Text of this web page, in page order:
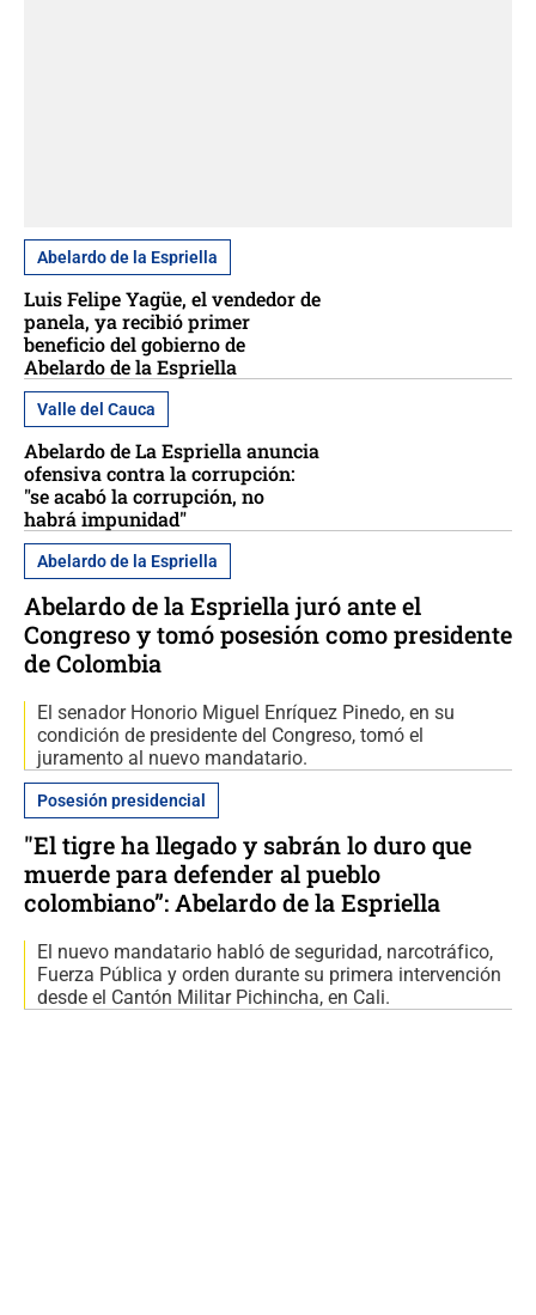
Abelardo de la Espriella
Luis Felipe Yagüe, el vendedor de
panela, ya recibió primer
beneficio del gobierno de
Abelardo de la Espriella
Valle del Cauca
Abelardo de La Espriella anuncia
ofensiva contra la corrupción:
"se acabó la corrupción, no
habrá impunidad"
Abelardo de la Espriella
Abelardo de la Espriella juró ante el
Congreso y tomó posesión como presidente
de Colombia
El senador Honorio Miguel Enríquez Pinedo, en su
condición de presidente del Congreso, tomó el
juramento al nuevo mandatario.
Posesión presidencial
"El tigre ha llegado y sabrán lo duro que
muerde para defender al pueblo
colombiano”: Abelardo de la Espriella
El nuevo mandatario habló de seguridad, narcotráfico,
Fuerza Pública y orden durante su primera intervención
desde el Cantón Militar Pichincha, en Cali.